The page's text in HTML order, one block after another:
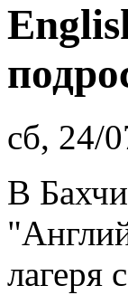
сб, 24/
В
лагеря